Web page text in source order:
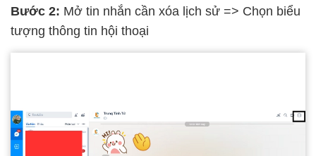
Bước 2: Mở tin nhắn cần xóa lịch sử => Chọn biểu
tượng thông tin hội thoại